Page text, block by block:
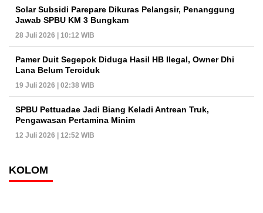
Solar Subsidi Parepare Dikuras Pelangsir, Penanggung
Jawab SPBU KM 3 Bungkam
28 Juli 2026 | 10:12 WIB
Pamer Duit Segepok Diduga Hasil HB Ilegal, Owner Dhi
Lana Belum Terciduk
19 Juli 2026 | 02:38 WIB
SPBU Pettuadae Jadi Biang Keladi Antrean Truk,
Pengawasan Pertamina Minim
12 Juli 2026 | 12:52 WIB
KOLOM